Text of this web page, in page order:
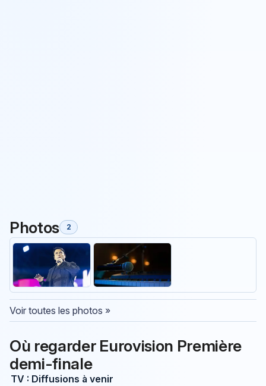
Photos 2
Voir toutes les photos »
Où regarder Eurovision Première
demi-finale
TV : Diffusions à venir